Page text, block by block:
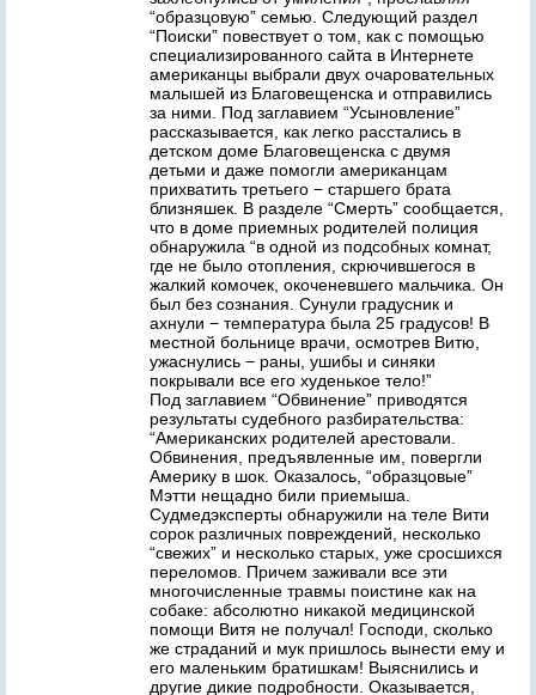
“образцовую” семью. Следующий раздел
“Поиски” повествует о том, как с помощью
специализированного сайта в Интернете
американцы выбрали двух очаровательных
малышей из Благовещенска и отправились
за ними. Под заглавием “Усыновление”
рассказывается, как легко расстались в
детском доме Благовещенска с двумя
детьми и даже помогли американцам
прихватить третьего − старшего брата
близняшек. В разделе “Смерть” сообщается,
что в доме приемных родителей полиция
обнаружила “в одной из подсобных комнат,
где не было отопления, скрючившегося в
жалкий комочек, окоченевшего мальчика. Он
был без сознания. Сунули градусник и
ахнули − температура была 25 градусов! В
местной больнице врачи, осмотрев Витю,
ужаснулись − раны, ушибы и синяки
покрывали все его худенькое тело!”
Под заглавием “Обвинение” приводятся
результаты судебного разбирательства:
“Американских родителей арестовали.
Обвинения, предъявленные им, повергли
Америку в шок. Оказалось, “образцовые”
Мэтти нещадно били приемыша.
Судмедэксперты обнаружили на теле Вити
сорок различных повреждений, несколько
“свежих” и несколько старых, уже сросшихся
переломов. Причем заживали все эти
многочисленные травмы поистине как на
собаке: абсолютно никакой медицинской
помощи Витя не получал! Господи, сколько
же страданий и мук пришлось вынести ему и
его маленьким братишкам! Выяснились и
другие дикие подробности. Оказывается,